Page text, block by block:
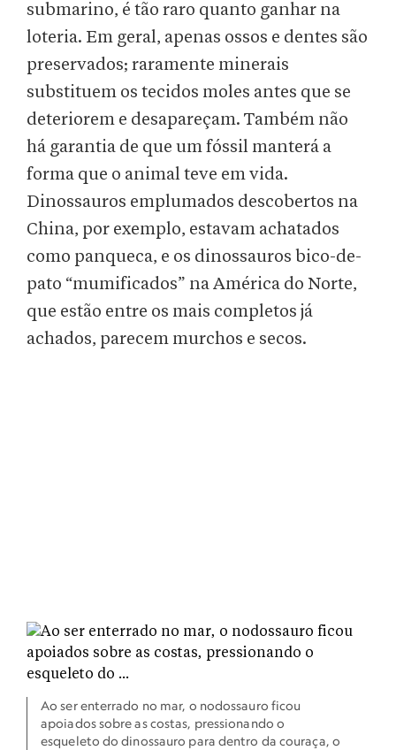
submarino, é tão raro quanto ganhar na
loteria. Em geral, apenas ossos e dentes são
preservados; raramente minerais
substituem os tecidos moles antes que se
deteriorem e desapareçam. Também não
há garantia de que um fóssil manterá a
forma que o animal teve em vida.
Dinossauros emplumados descobertos na
China, por exemplo, estavam achatados
como panqueca, e os dinossauros bico-de-
pato “mumificados” na América do Norte,
que estão entre os mais completos já
achados, parecem murchos e secos.
Ao ser enterrado no mar, o nodossauro ficou
apoiados sobre as costas, pressionando o
esqueleto do dinossauro para dentro da couraça, o